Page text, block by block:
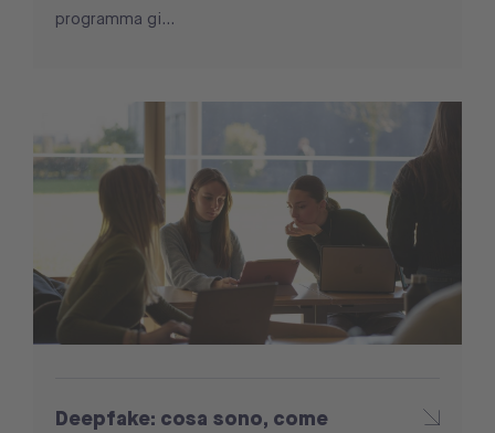
programma gi...
Deepfake: cosa sono, come